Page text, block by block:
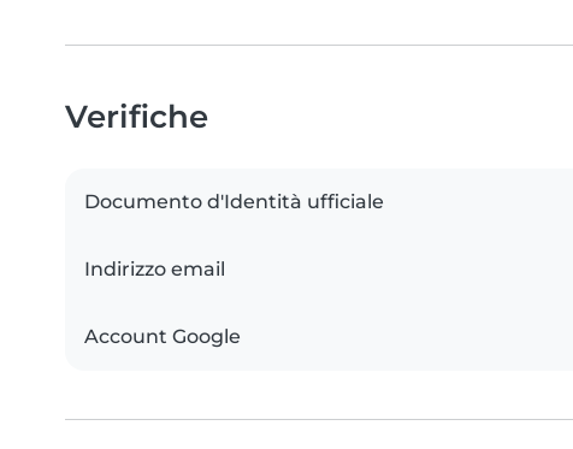
Verifiche
Documento d'Identità ufficiale
Indirizzo email
Account Google